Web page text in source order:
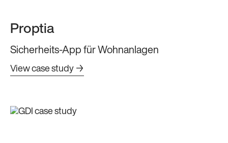
Proptia
Sicherheits-App für Wohnanlagen
View case study →